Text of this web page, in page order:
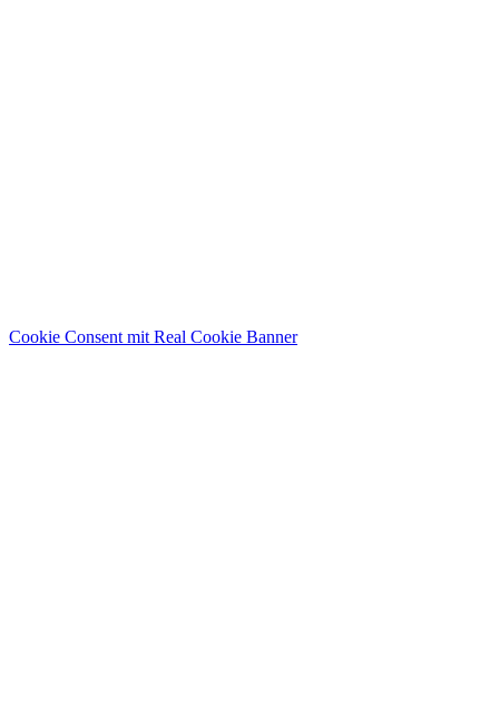
Cookie Consent mit Real Cookie Banner